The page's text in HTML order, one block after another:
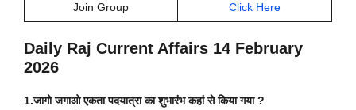
Join Group Click Here
Daily Raj Current Affairs 14 February
2026
1.जागो जगाओ एकता पदयात्रा का शुभारंभ कहां से किया गया ?